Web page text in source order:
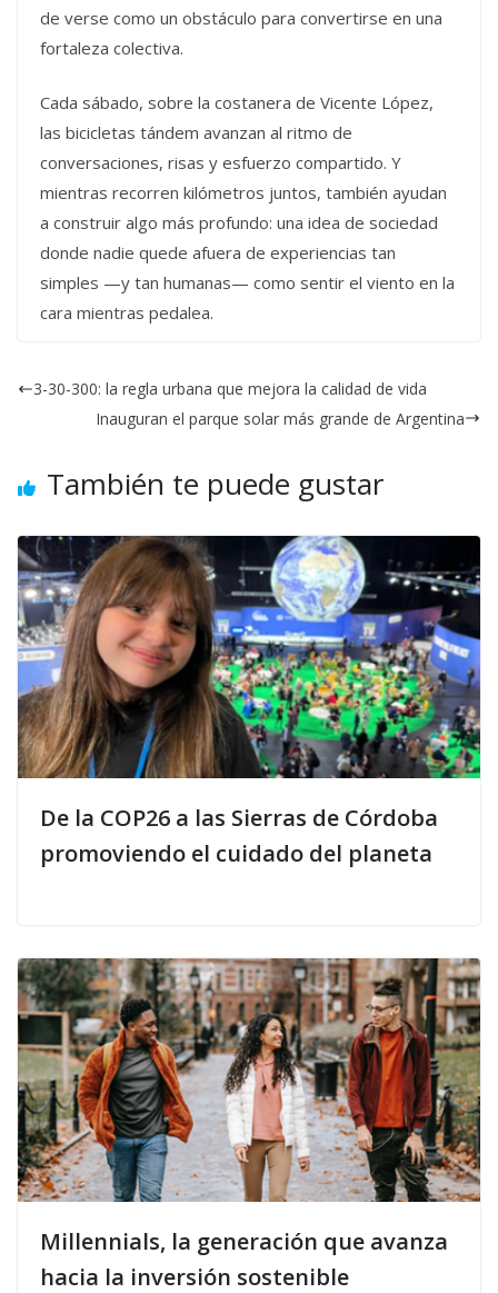
de verse como un obstáculo para convertirse en una
fortaleza colectiva.
Cada sábado, sobre la costanera de Vicente López,
las bicicletas tándem avanzan al ritmo de
conversaciones, risas y esfuerzo compartido. Y
mientras recorren kilómetros juntos, también ayudan
a construir algo más profundo: una idea de sociedad
donde nadie quede afuera de experiencias tan
simples —y tan humanas— como sentir el viento en la
cara mientras pedalea.
3-30-300: la regla urbana que mejora la calidad de vida
Inauguran el parque solar más grande de Argentina
También te puede gustar
De la COP26 a las Sierras de Córdoba
promoviendo el cuidado del planeta
Millennials, la generación que avanza
hacia la inversión sostenible